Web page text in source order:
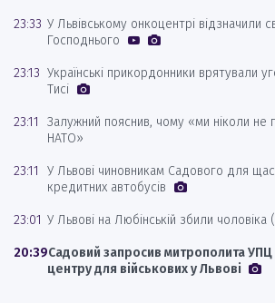
23:33 У Львівському онкоцентрі відзначили
Господнього
23:13 Українські прикордонники врятували
Тисі
23:11
Залужний пояснив, чому «ми ніколи не
НАТО»
23:11
У Львові чиновникам Садового для
кредитних автобусів
23:01 У Львові на Любінській збили
20:39Садовий запросив митрополита УПЦ
центру для військових у Львові